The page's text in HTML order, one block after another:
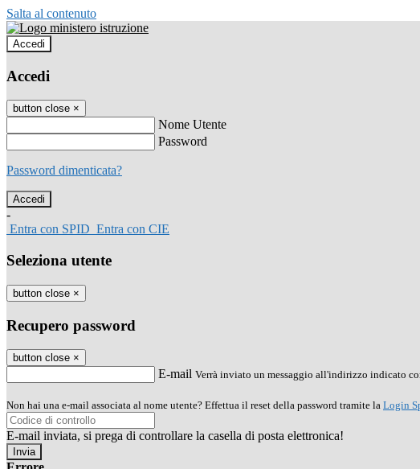
Salta al contenuto
Accedi
Accedi
button close ×
Nome Utente
Password
Password dimenticata?
-
Entra con SPID Entra con CIE
Seleziona utente
button close ×
Recupero password
button close ×
E-mail Verrà inviato un messaggio all'indirizzo indicato
Non hai una e-mail associata al nome utente? Effettua il reset della password tramite la Login
E-mail inviata, si prega di controllare la casella di posta elettronica!